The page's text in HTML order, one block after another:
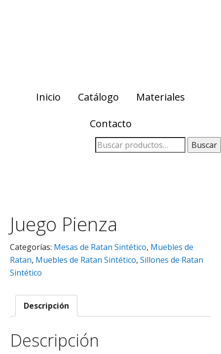
Inicio Catálogo
Materiales
Contacto
Buscar
Juego Pienza
Categorías: Mesas de Ratan Sintético, Muebles de
Ratan, Muebles de Ratan Sintético, Sillones de Ratan
Sintético
Descripción
Descripción